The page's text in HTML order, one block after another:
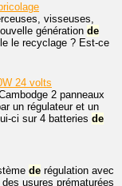
visseuses,
génération de
le recyclage ? Est-ce
24 volts
2 panneaux
un régulateur et un
ci sur 4 batteries de
de régulation avec
usures prématurées